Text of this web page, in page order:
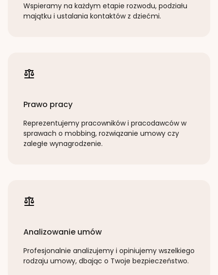
Wspieramy na każdym etapie rozwodu, podziału
majątku i ustalania kontaktów z dziećmi.
Prawo pracy
Reprezentujemy pracowników i pracodawców w
sprawach o mobbing, rozwiązanie umowy czy
zaległe wynagrodzenie.
Analizowanie umów
Profesjonalnie analizujemy i opiniujemy wszelkiego
rodzaju umowy, dbając o Twoje bezpieczeństwo.